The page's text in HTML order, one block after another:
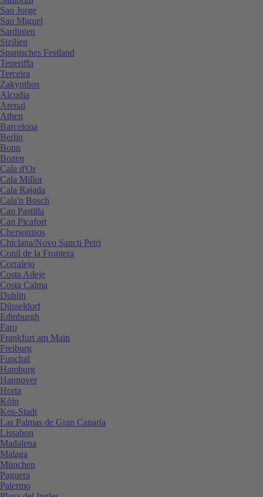
Sao Jorge
Sao Miguel
Sardinien
Sizilien
Spanisches Festland
Teneriffa
Terceira
Zakynthos
Alcudia
Arenal
Athen
Barcelona
Berlin
Bonn
Bozen
Cala d'Or
Cala Millor
Cala Rajada
Cala'n Bosch
Can Pastilla
Can Picafort
Chersonisos
Chiclana/Novo Sancti Petri
Conil de la Frontera
Corralejo
Costa Adeje
Costa Calma
Dublin
Düsseldorf
Edinburgh
Faro
Frankfurt am Main
Freiburg
Funchal
Hamburg
Hannover
Horta
Köln
Kos-Stadt
Las Palmas de Gran Canaria
Lissabon
Madalena
Malaga
München
Paguera
Palermo